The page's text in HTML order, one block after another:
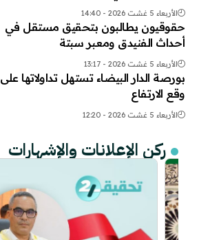
الأربعاء 5 غشت 2026 - 14:40
حقوقيون يطالبون بتحقيق مستقل في
أحداث الفنيدق ومعبر سبتة
الأربعاء 5 غشت 2026 - 13:17
بورصة الدار البيضاء تستهل تداولاتها على
وقع الارتفاع
الأربعاء 5 غشت 2026 - 12:20
ركن الإعلانات والإشهارات